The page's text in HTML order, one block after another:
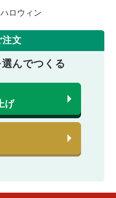
ロウィン
注文
んでつくる
げ